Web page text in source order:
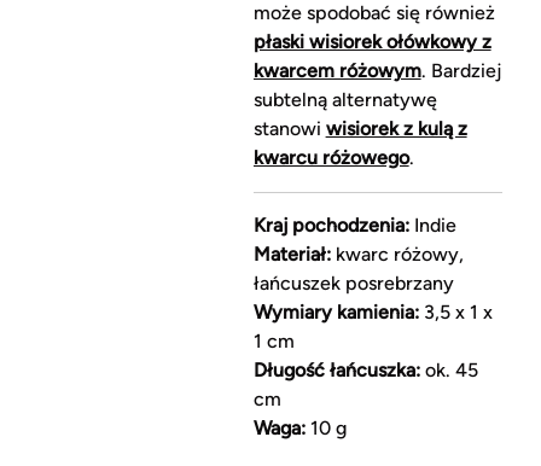
może spodobać się również
płaski wisiorek ołówkowy z
kwarcem różowym. Bardziej
subtelną alternatywę
stanowi wisiorek z kulą z
kwarcu różowego.
Kraj pochodzenia:Indie
Materiał:kwarc różowy,
łańcuszek posrebrzany
Wymiary kamienia:3,5 x 1 x
1 cm
Długość łańcuszka:ok. 45
cm
Waga:10 g